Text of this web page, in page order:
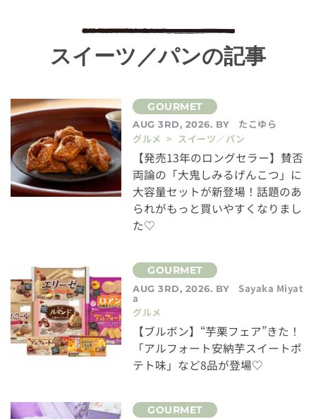
スイーツ／パンの記事
AUG 3RD, 2026. BY
たこゆら
グルメ > スイーツ／パン
【発売13年のロングセラー】賛否
両論の「大鬼しみるげんこつ」に
大容量セットが新登場！話題のあ
られがもっと買いやすくなりまし
た♡
AUG 3RD, 2026. BY Sayaka Miyat
a
グルメ
【ブルボン】“芋栗フェア”きた！
「アルフォート安納芋スイートポ
テト味」など8品が登場♡